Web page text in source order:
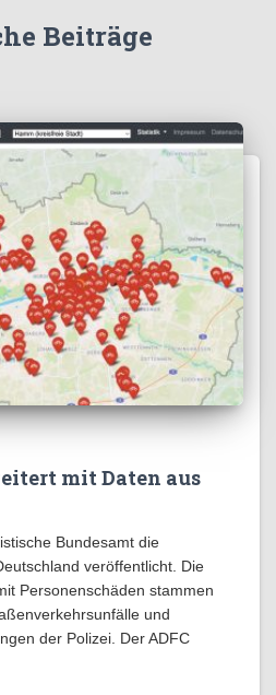
Beiträge
mit Daten aus
Bundesamt die
veröffentlicht. Die
Personenschäden stammen
und
der Polizei. Der ADFC